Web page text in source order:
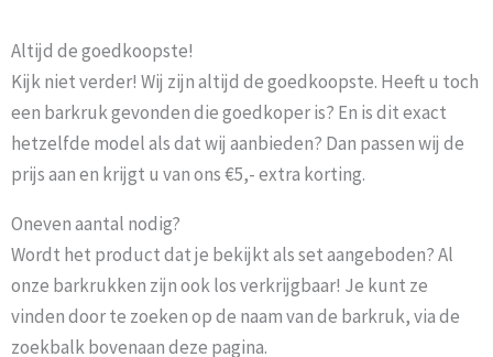
Altijd de goedkoopste!
Kijk niet verder! Wij zijn altijd de goedkoopste. Heeft u toch
een barkruk gevonden die goedkoper is? En is dit exact
hetzelfde model als dat wij aanbieden? Dan passen wij de
prijs aan en krijgt u van ons €5,- extra korting.
Oneven aantal nodig?
Wordt het product dat je bekijkt als set aangeboden? Al
onze barkrukken zijn ook los verkrijgbaar! Je kunt ze
vinden door te zoeken op de naam van de barkruk, via de
zoekbalk bovenaan deze pagina.